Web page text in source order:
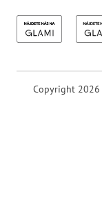
Copyright 2026